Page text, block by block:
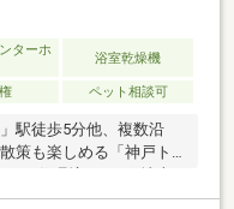
ターホ
浴室乾燥機
ペット相談可
駅徒歩5分他、複数沿
策も楽しめる「神戸ト
100平米超の3LDK住